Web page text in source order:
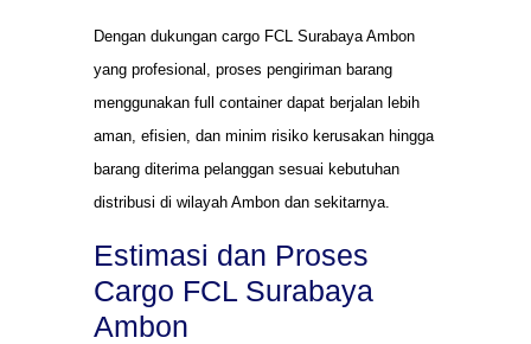
Dengan dukungan cargo FCL Surabaya Ambon
yang profesional, proses pengiriman barang
menggunakan full container dapat berjalan lebih
aman, efisien, dan minim risiko kerusakan hingga
barang diterima pelanggan sesuai kebutuhan
distribusi di wilayah Ambon dan sekitarnya.
Estimasi dan Proses
Cargo FCL Surabaya
Ambon